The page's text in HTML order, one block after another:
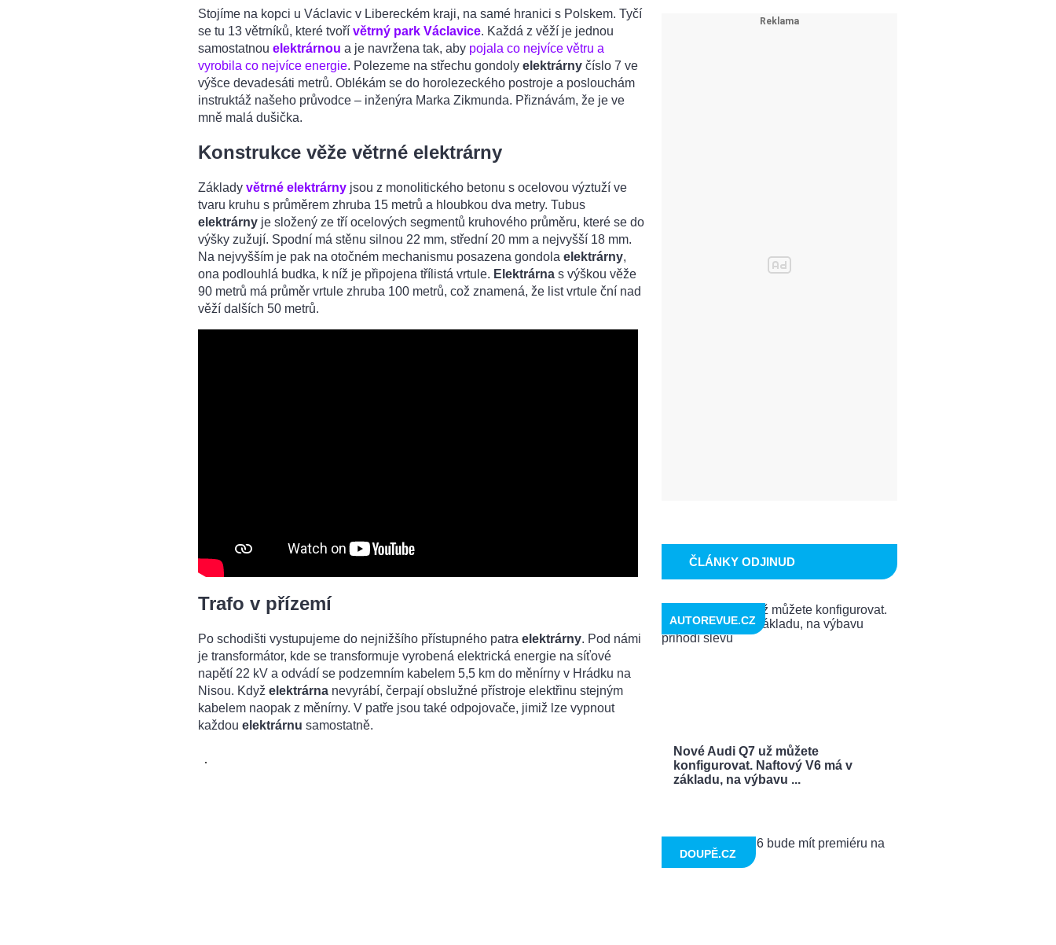
Stojíme na kopci u Václavic v Libereckém kraji, na samé hranici s Polskem. Tyčí
se tu 13 větrníků, které tvoří větrný park Václavice. Každá z věží je jednou
samostatnou elektrárnou a je navržena tak, aby pojala co nejvíce větru a
vyrobila co nejvíce energie. Polezeme na střechu gondoly elektrárny číslo 7 ve
výšce devadesáti metrů. Oblékám se do horolezeckého postroje a poslouchám
instruktáž našeho průvodce – inženýra Marka Zikmunda. Přiznávám, že je ve
mně malá dušička.
Konstrukce věže větrné elektrárny
Základy větrné elektrárny jsou z monolitického betonu s ocelovou výztuží ve
tvaru kruhu s průměrem zhruba 15 metrů a hloubkou dva metry. Tubus
elektrárny je složený ze tří ocelových segmentů kruhového průměru, které se do
výšky zužují. Spodní má stěnu silnou 22 mm, střední 20 mm a nejvyšší 18 mm.
Na nejvyšším je pak na otočném mechanismu posazena gondola elektrárny,
ona podlouhlá budka, k níž je připojena třílistá vrtule. Elektrárna s výškou věže
90 metrů má průměr vrtule zhruba 100 metrů, což znamená, že list vrtule ční nad
věží dalších 50 metrů.
Trafo v přízemí
Po schodišti vystupujeme do nejnižšího přístupného patra elektrárny. Pod námi
je transformátor, kde se transformuje vyrobená elektrická energie na síťové
napětí 22 kV a odvádí se podzemním kabelem 5,5 km do měnírny v Hrádku na
Nisou. Když elektrárna nevyrábí, čerpají obslužné přístroje elektřinu stejným
kabelem naopak z měnírny. V patře jsou také odpojovače, jimiž lze vypnout
každou elektrárnu samostatně.
ČLÁNKY ODJINUD
Nové Audi Q7 už můžete
konfigurovat. Naftový V6 má v
základu, na výbavu ...
AUTOREVUE.CZ
DOUPĚ.CZ